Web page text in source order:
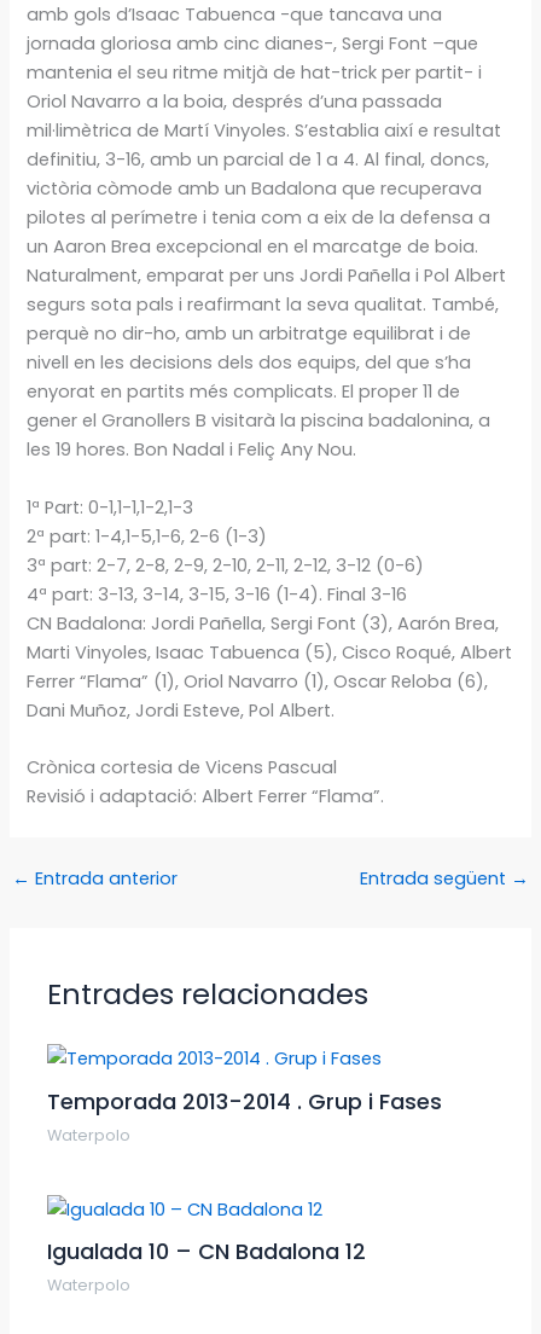
amb gols d’Isaac Tabuenca -que tancava una
jornada gloriosa amb cinc dianes-, Sergi Font –que
mantenia el seu ritme mitjà de hat-trick per partit- i
Oriol Navarro a la boia, després d’una passada
mil·limètrica de Martí Vinyoles. S’establia així e resultat
definitiu, 3-16, amb un parcial de 1 a 4. Al final, doncs,
victòria còmode amb un Badalona que recuperava
pilotes al perímetre i tenia com a eix de la defensa a
un Aaron Brea excepcional en el marcatge de boia.
Naturalment, emparat per uns Jordi Pañella i Pol Albert
segurs sota pals i reafirmant la seva qualitat. També,
perquè no dir-ho, amb un arbitratge equilibrat i de
nivell en les decisions dels dos equips, del que s’ha
enyorat en partits més complicats. El proper 11 de
gener el Granollers B visitarà la piscina badalonina, a
les 19 hores. Bon Nadal i Feliç Any Nou.
1ª Part: 0-1,1-1,1-2,1-3
2ª part: 1-4,1-5,1-6, 2-6 (1-3)
3ª part: 2-7, 2-8, 2-9, 2-10, 2-11, 2-12, 3-12 (0-6)
4ª part: 3-13, 3-14, 3-15, 3-16 (1-4). Final 3-16
CN Badalona: Jordi Pañella, Sergi Font (3), Aarón Brea,
Marti Vinyoles, Isaac Tabuenca (5), Cisco Roqué, Albert
Ferrer “Flama” (1), Oriol Navarro (1), Oscar Reloba (6),
Dani Muñoz, Jordi Esteve, Pol Albert.
Crònica cortesia de Vicens Pascual
Revisió i adaptació: Albert Ferrer “Flama”.
← Entrada anterior Entrada següent →
Entrades relacionades
Temporada 2013-2014 . Grup i Fases
Waterpolo
Igualada 10 – CN Badalona 12
Waterpolo